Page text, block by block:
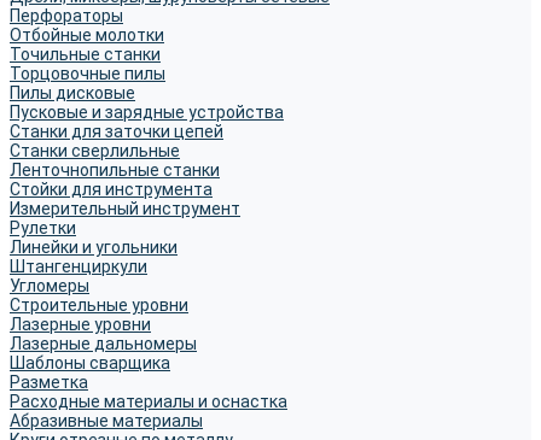
Перфораторы
Отбойные молотки
Точильные станки
Торцовочные пилы
Пилы дисковые
Пусковые и зарядные устройства
Станки для заточки цепей
Станки сверлильные
Ленточнопильные станки
Стойки для инструмента
Измерительный инструмент
Рулетки
Линейки и угольники
Штангенциркули
Угломеры
Строительные уровни
Лазерные уровни
Лазерные дальномеры
Шаблоны сварщика
Разметка
Расходные материалы и оснастка
Абразивные материалы